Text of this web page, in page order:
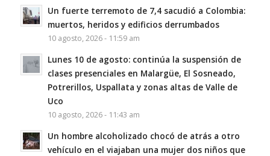
Un fuerte terremoto de 7,4 sacudió a Colombia:
muertos, heridos y edificios derrumbados
10 agosto, 2026 - 11:59 am
Lunes 10 de agosto: continúa la suspensión de
clases presenciales en Malargüe, El Sosneado,
Potrerillos, Uspallata y zonas altas de Valle de
Uco
10 agosto, 2026 - 11:43 am
Un hombre alcoholizado chocó de atrás a otro
vehículo en el viajaban una mujer dos niños que